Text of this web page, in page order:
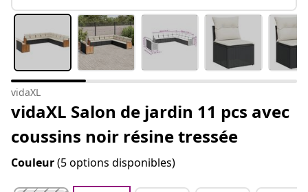
vidaXL
vidaXL Salon de jardin 11 pcs avec
coussins noir résine tressée
Couleur(5 options disponibles)